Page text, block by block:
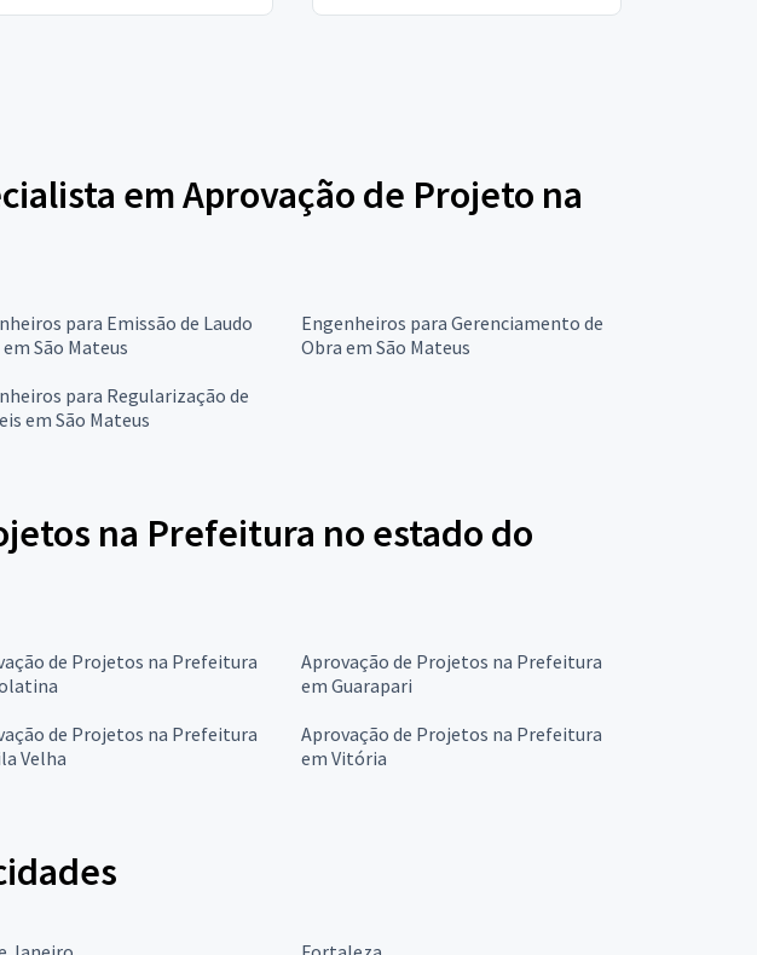
em Aprovação de Projeto na
para Emissão de Laudo
em São Mateus
Engenheiros para Gerenciamento de
Obra em São Mateus
para Regularização de
em São Mateus
na Prefeitura no estado do
de Projetos na Prefeitura
Aprovação de Projetos na Prefeitura
em Guarapari
de Projetos na Prefeitura
Velha
Aprovação de Projetos na Prefeitura
em Vitória